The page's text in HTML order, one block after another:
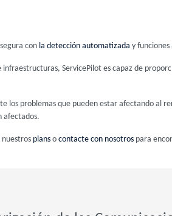
con la detección automatizada y
infraestructuras, ServicePilot es capaz de
los problemas que pueden estar afectando al
afectados.
nuestros plans o contacte con nosotros para